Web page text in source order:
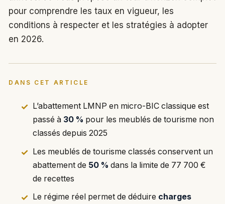
pour comprendre les taux en vigueur, les
conditions à respecter et les stratégies à adopter
en 2026.
DANS CET ARTICLE
L’abattement LMNP en micro-BIC classique est
passé à 30 % pour les meublés de tourisme non
classés depuis 2025
Les meublés de tourisme classés conservent un
abattement de 50 % dans la limite de 77 700 €
de recettes
Le régime réel permet de déduire charges